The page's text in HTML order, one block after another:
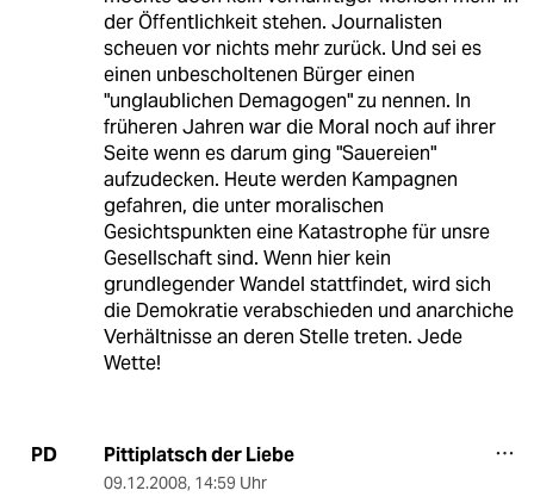
der Öffentlichkeit stehen. Journalisten
scheuen vor nichts mehr zurück. Und sei es
einen unbescholtenen Bürger einen
"unglaublichen Demagogen" zu nennen. In
früheren Jahren war die Moral noch auf ihrer
Seite wenn es darum ging "Sauereien"
aufzudecken. Heute werden Kampagnen
gefahren, die unter moralischen
Gesichtspunkten eine Katastrophe für unsre
Gesellschaft sind. Wenn hier kein
grundlegender Wandel stattfindet, wird sich
die Demokratie verabschieden und anarchiche
Verhältnisse an deren Stelle treten. Jede
Wette!
PD Pittiplatsch der Liebe
09.12.2008, 14:59 Uhr